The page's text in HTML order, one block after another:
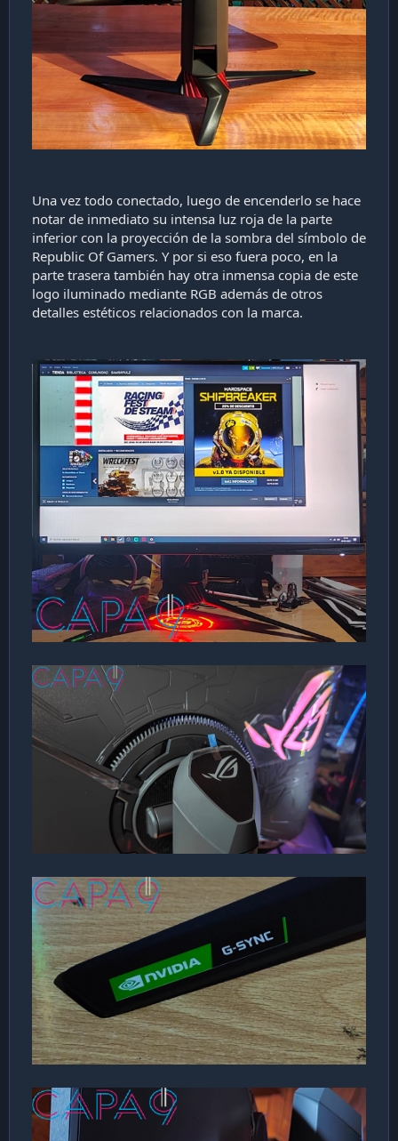
Una vez todo conectado, luego de encenderlo se hace
notar de inmediato su intensa luz roja de la parte
inferior con la proyección de la sombra del símbolo de
Republic Of Gamers. Y por si eso fuera poco, en la
parte trasera también hay otra inmensa copia de este
logo iluminado mediante RGB además de otros
detalles estéticos relacionados con la marca.